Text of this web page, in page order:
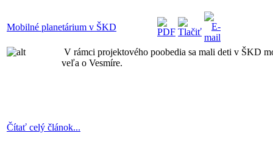
Mobilné planetárium v ŠKD
V rámci projektového poobedia sa mali deti v ŠKD
veľa o Vesmíre.
Čítať celý článok...